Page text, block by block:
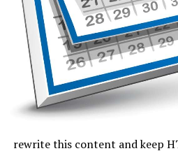
fi tropicală. Cerul va fi mai mult
slab și moderat.
Joi, cu excepția zonei de coastă,
indicele temperatură-umezeală
pragul critic de 80 de unități,
se vor încadra între 33 și 37 de
litoral, unde vor fi 30 de grade.
rewrite this content and keep